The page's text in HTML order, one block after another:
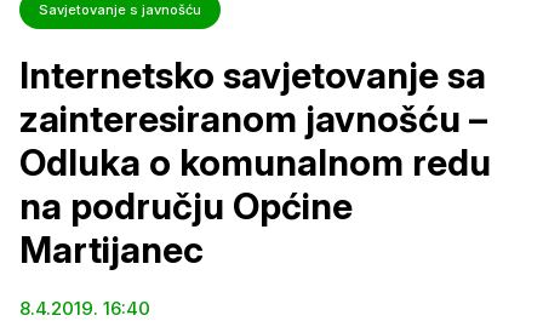
Savjetovanje s javnošću
Internetsko savjetovanje sa
zainteresiranom javnošću –
Odluka o komunalnom redu
na području Općine
Martijanec
8.4.2019. 16:40